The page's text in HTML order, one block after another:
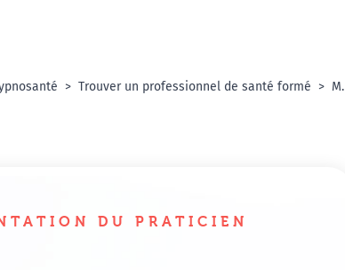
Trouver un professionnel de santé formé
DU PRATICIEN